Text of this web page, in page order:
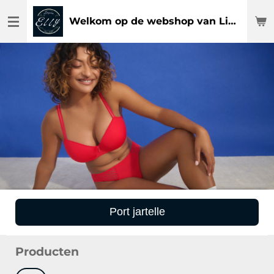
direct
hoofdinhoud
Welkom op de webshop van Lingerie Elly
Port jartelle
Producten